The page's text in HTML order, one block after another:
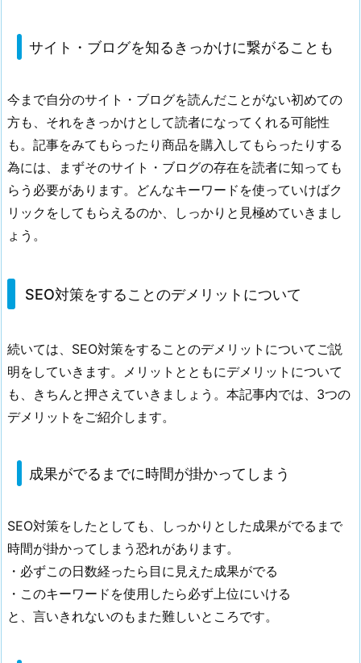
て
ア
セ
ス
数
を
る
や
る
の
に
が
か
な
い
3.
3.
サイト・ブログを知るきっかけに繋がることも
今まで自分のサイト・ブログを読んだことがない初めての
方も、それをきっかけとして読者になってくれる可能性
も。記事をみてもらったり商品を購入してもらったりする
為には、まずそのサイト・ブログの存在を読者に知っても
らう必要があります。どんなキーワードを使っていけばク
リックをしてもらえるのか、しっかりと見極めていきまし
ょう。
SEO対策をすることのデメリットについて
続いては、SEO対策をすることのデメリットについてご説
明をしていきます。メリットとともにデメリットについて
も、きちんと押さえていきましょう。本記事内では、3つの
デメリットをご紹介します。
成果がでるまでに時間が掛かってしまう
SEO対策をしたとしても、しっかりとした成果がでるまで
時間が掛かってしまう恐れがあります。
・必ずこの日数経ったら目に見えた成果がでる
・このキーワードを使用したら必ず上位にいける
と、言いきれないのもまた難しいところです。